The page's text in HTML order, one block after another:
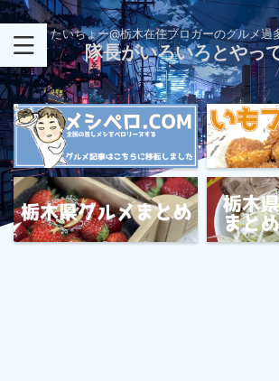
たいちょー@栃木在住ブロガーのグルメ過
隊長がいろいろとやっ